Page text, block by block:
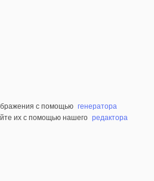
с помощью генератора
их с помощью нашего редактора